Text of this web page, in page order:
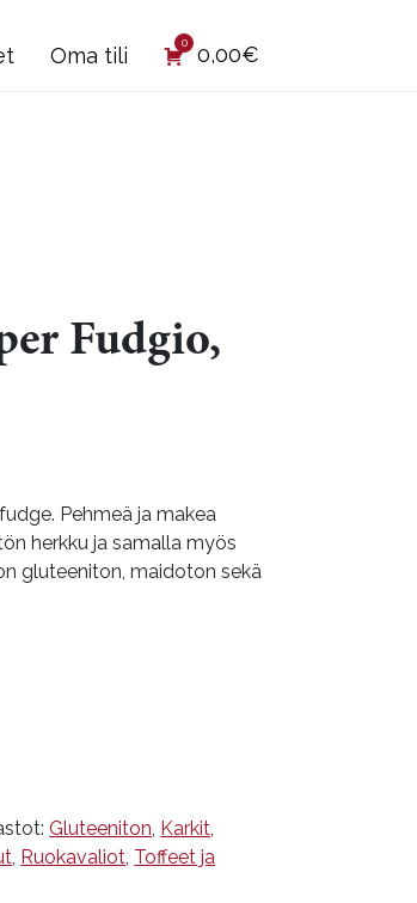
Oma tili 0 0,00€
Fudgio,
Pehmeä ja makea
herkku ja samalla myös
gluteeniton, maidoton sekä
Gluteeniton Karkit
Ruokavaliot Toffeet ja